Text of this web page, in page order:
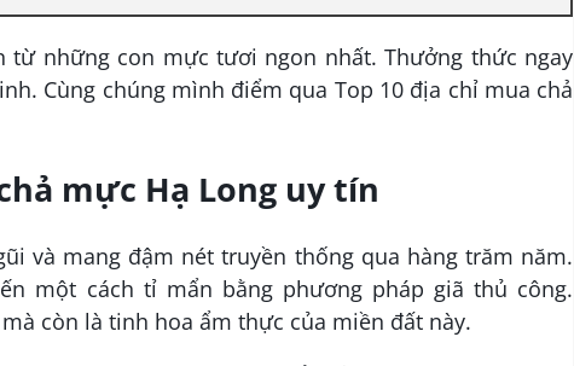
từ những con mực tươi ngon nhất. Thưởng thức ngay
Cùng chúng mình điểm qua Top 10 địa chỉ mua chả
mực Hạ Long uy tín
và mang đậm nét truyền thống qua hàng trăm năm.
một cách tỉ mẩn bằng phương pháp giã thủ công.
còn là tinh hoa ẩm thực của miền đất này.